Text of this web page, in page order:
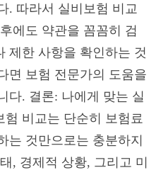
. 따라서 실비보험 비교
에도 약관을 꼼꼼히 검
제한 사항을 확인하는 것
면 보험 전문가의 도움을
다. 결론: 나에게 맞는 실
비교는 단순히 보험료
는 것만으로는 충분하지
, 경제적 상황, 그리고 미